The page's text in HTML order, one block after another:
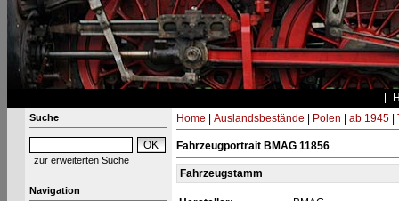
Suche
zur erweiterten Suche
Navigation
Home Auslandsbestände Polen ab 1945|
Fahrzeugportrait BMAG 11856
Fahrzeugstamm